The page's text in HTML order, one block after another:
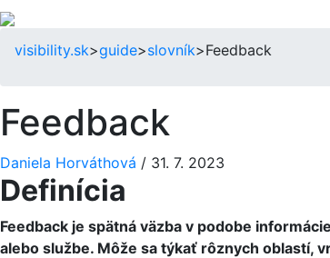
visibility.sk>guide>slovník>Feedback
Feedback
Daniela Horváthová / 31. 7. 2023
Definícia
Feedback je spätná väzba v podobe
alebo službe. Môže sa týkať rôznych oblastí,